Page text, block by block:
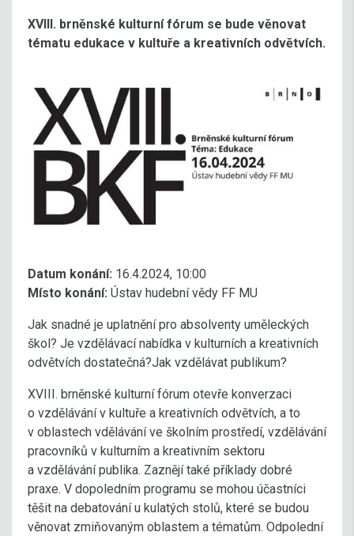
XVIII. brněnské kulturní fórum se bude věnovat
tématu edukace v kultuře a kreativních odvětvích.
Datum konání: 16.4.2024, 10:00
Místo konání: Ústav hudební vědy FF MU
Jak snadné je uplatnění pro absolventy uměleckých
škol? Je vzdělávací nabídka v kulturních a kreativních
odvětvích dostatečná?Jak vzdělávat publikum?
XVIII. brněnské kulturní fórum otevře konverzaci
o vzdělávání v kultuře a kreativních odvětvích, a to
v oblastech vdělávání ve školním prostředí, vzdělávání
pracovníků v kulturním a kreativním sektoru
a vzdělávání publika. Zaznějí také příklady dobré
praxe. V dopoledním programu se mohou účastníci
těšit na debatování u kulatých stolů, které se budou
věnovat zmiňovaným oblastem a tématům. Odpolední